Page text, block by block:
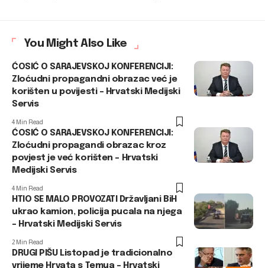
You Might Also Like
ĆOSIĆ O SARAJEVSKOJ KONFERENCIJI:
Zloćudni propagandni obrazac već je
korišten u povijesti – Hrvatski Medijski
Servis
4 Min Read
ĆOSIĆ O SARAJEVSKOJ KONFERENCIJI:
Zloćudni propagandi obrazac kroz
povjest je već korišten – Hrvatski
Medijski Servis
4 Min Read
HTIO SE MALO PROVOZATI Državljani BiH
ukrao kamion, policija pucala na njega
– Hrvatski Medijski Servis
2 Min Read
DRUGI PIŠU Listopad je tradicionalno
vrijeme Hrvata s Temua – Hrvatski